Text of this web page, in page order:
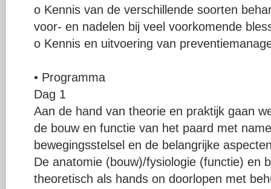
o Kennis van de verschillende soorten
voor- en nadelen bij veel voorkomende
o Kennis en uitvoering van
• Programma
Dag 1
Aan de hand van theorie en praktijk gaan
de bouw en functie van het paard met
bewegingsstelsel en de belangrijke
De anatomie (bouw)/fysiologie (functie) en
theoretisch als hands on doorlopen met